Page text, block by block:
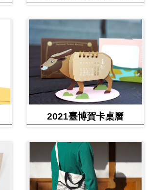
2021臺博賀卡桌曆